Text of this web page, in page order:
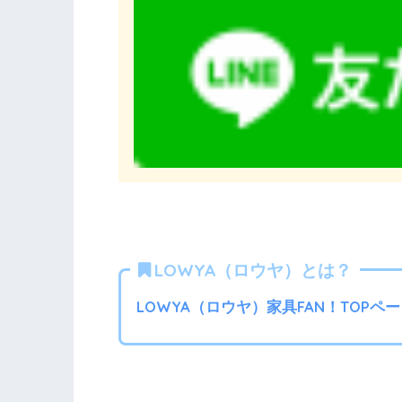
LOWYA（ロウヤ）とは？
LOWYA（ロウヤ）家具FAN！TOPペ